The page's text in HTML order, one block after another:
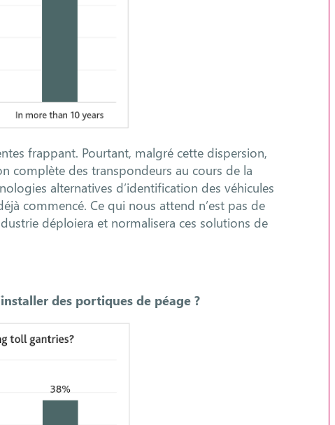
frappant. Pourtant, malgré cette dispersion,
complète des transpondeurs au cours de la
alternatives d’identification des véhicules
commencé. Ce qui nous attend n’est pas de
déploiera et normalisera ces solutions de
des portiques de péage ?